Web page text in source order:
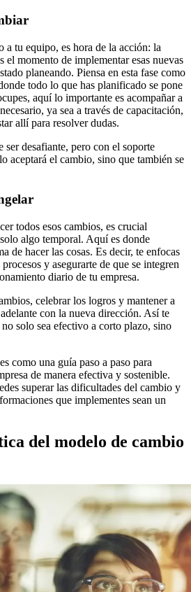
a tu equipo, es hora de la acción: la
el momento de implementar esas nuevas
planeando. Piensa en esta fase como
todo lo que has planificado se pone
aquí lo importante es acompañar a
ya sea a través de capacitación,
allí para resolver dudas.
ser desafiante, pero con el soporte
aceptará el cambio, sino que también se
todos esos cambios, es crucial
algo temporal. Aquí es donde
de hacer las cosas. Es decir, te enfocas
y asegurarte de que se integren
diario de tu empresa.
celebrar los logros y mantener a
con la nueva dirección. Así te
solo sea efectivo a corto plazo, sino
como una guía paso a paso para
de manera efectiva y sostenible.
superar las dificultades del cambio y
que implementes sean un
del modelo de cambio